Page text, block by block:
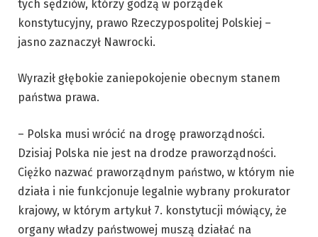
tych sędziów, którzy godzą w porządek
konstytucyjny, prawo Rzeczypospolitej Polskiej –
jasno zaznaczył Nawrocki.
Wyraził głębokie zaniepokojenie obecnym stanem
państwa prawa.
– Polska musi wrócić na drogę praworządności.
Dzisiaj Polska nie jest na drodze praworządności.
Ciężko nazwać praworządnym państwo, w którym nie
działa i nie funkcjonuje legalnie wybrany prokurator
krajowy, w którym artykuł 7. konstytucji mówiący, że
organy władzy państwowej muszą działać na